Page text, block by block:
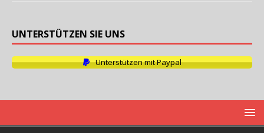
UNTERSTÜTZEN SIE UNS
Unterstützen mit Paypal